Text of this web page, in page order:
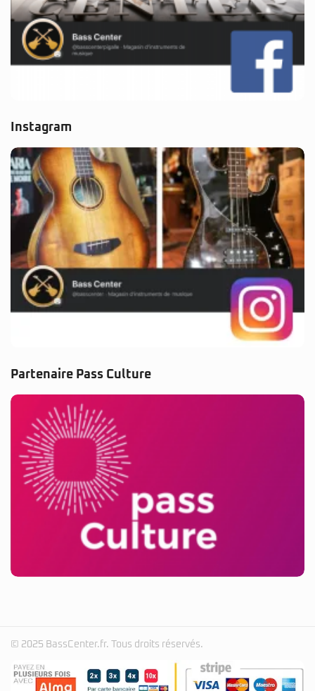
Instagram
Partenaire Pass Culture
© 2025 BassCenter.fr. Tous droits réservés.